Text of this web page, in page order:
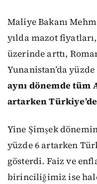
Maliye Bakanı
yılda mazot fiyatları,
üzerinde arttı,
Yunanistan’da yüzde
aynı dönemde tüm
artarken
Yine Şimşek
yüzde 6 artarken
gösterdi. Faiz ve
birinciliğimiz ise